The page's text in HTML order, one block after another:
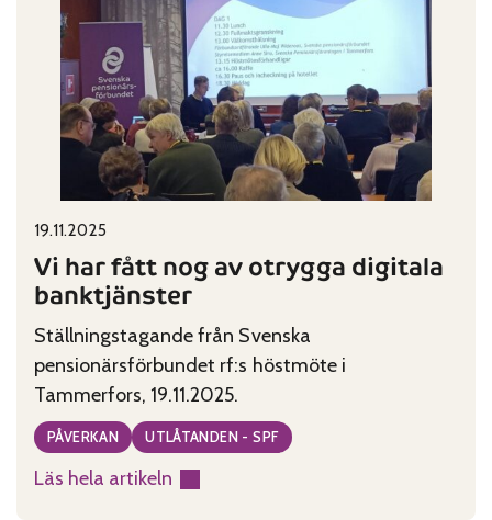
Published on:
19.11.2025
Vi har fått nog av otrygga digitala
banktjänster
Ställningstagande från Svenska
pensionärsförbundet rf:s höstmöte i
Tammerfors, 19.11.2025.
Categories:
PÅVERKAN UTLÅTANDEN - SPF
Läs hela artikeln
: